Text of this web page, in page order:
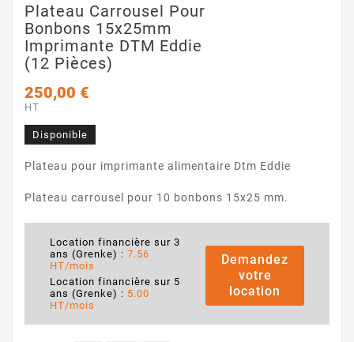
Plateau Carrousel Pour
Bonbons 15x25mm
Imprimante DTM Eddie
(12 Pièces)
250,00 €
HT
Disponible
Plateau pour imprimante alimentaire Dtm Eddie
Plateau carrousel pour 10 bonbons 15x25 mm.
Location financière sur 3
ans (Grenke) : 7.56
HT/mois
Location financière sur 5
ans (Grenke) : 5.00
HT/mois
Demandez
votre
location